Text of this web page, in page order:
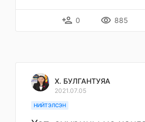
person_add 0 remove_red_eye 885
Х. БУЛГАНТУЯА
2021.07.05
НИЙТЭЛСЭН